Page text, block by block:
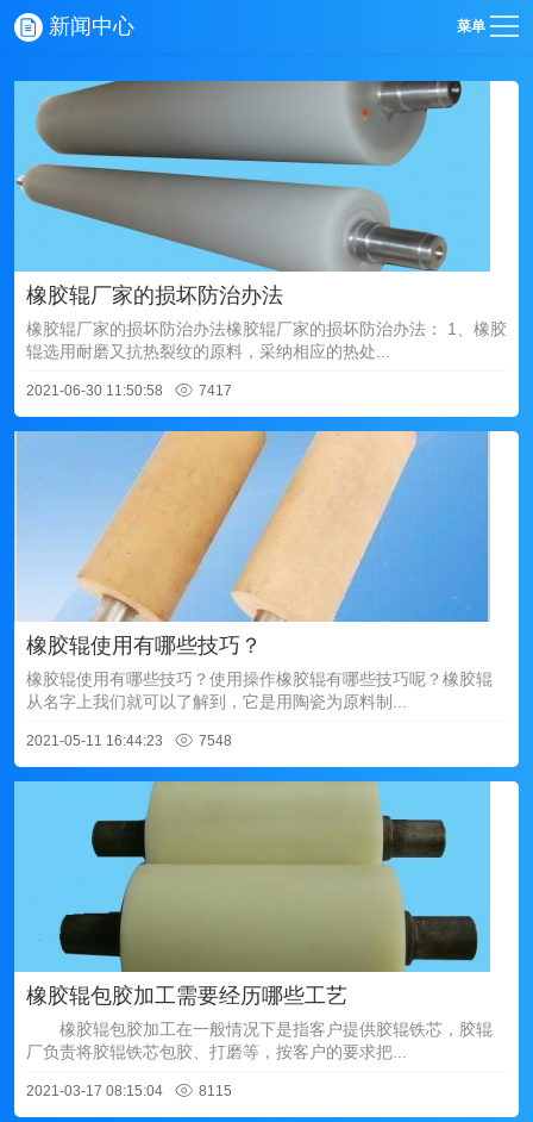
新闻中心 菜单
橡胶辊厂家的损坏防治办法
橡胶辊厂家的损坏防治办法橡胶辊厂家的损坏防治办法： 1、橡胶
辊选用耐磨又抗热裂纹的原料，采纳相应的热处...
2021-06-30 11:50:58 7417
橡胶辊使用有哪些技巧？
橡胶辊使用有哪些技巧？使用操作橡胶辊有哪些技巧呢？橡胶辊
从名字上我们就可以了解到，它是用陶瓷为原料制...
2021-05-11 16:44:23 7548
橡胶辊包胶加工需要经历哪些工艺
橡胶辊包胶加工在一般情况下是指客户提供胶辊铁芯，胶辊
厂负责将胶辊铁芯包胶、打磨等，按客户的要求把...
2021-03-17 08:15:04 8115